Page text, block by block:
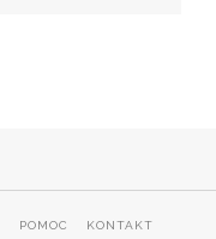
POMOC KONTAKT